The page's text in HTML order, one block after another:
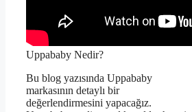
Uppababy Nedir?
Bu blog yazısında Uppababy
markasının detaylı bir
değerlendirmesini yapacağız.